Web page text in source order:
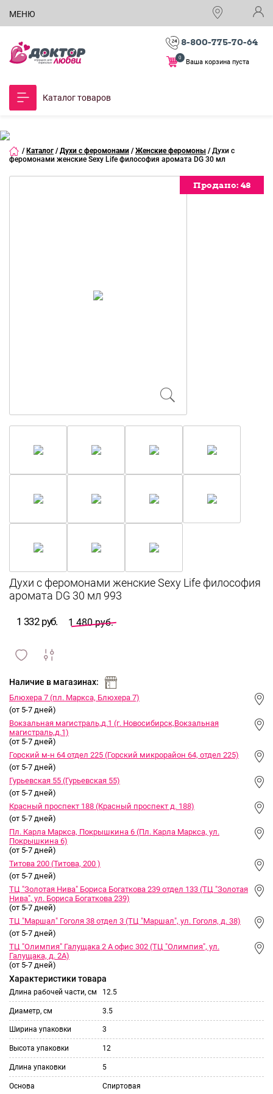
МЕНЮ
8-800-775-70-64
Ваша корзина пуста
0
Каталог товаров
/ Каталог / Духи с феромонами / Женские феромоны / Духи с
феромонами женские Sexy Life философия аромата DG 30 мл
Продано: 48
Продано: 48
Продано: 48
Продано: 48
Продано: 48
Продано: 48
Продано: 48
Продано: 48
Продано: 48
Продано: 48
Продано: 48
1 332 руб. 1 480 руб.
и
Наличие в магазинах:
Блюхера 7 (пл. Маркса, Блюхера 7)
(от 5-7 дней)
Вокзальная магистраль,д.1 (г. Новосибирск,Вокзальная
магистраль,д.1)
(от 5-7 дней)
Горский м-н 64 отдел 225 (Горский микрорайон 64, отдел 225)
(от 5-7 дней)
Гурьевская 55 (Гурьевская 55)
(от 5-7 дней)
Красный проспект 188 (Красный проспект д. 188)
(от 5-7 дней)
Пл. Карла Маркса, Покрышкина 6 (Пл. Карла Маркса, ул.
Покрышкина 6)
(от 5-7 дней)
Титова 200 (Титова, 200 )
(от 5-7 дней)
ТЦ "Золотая Нива" Бориса Богаткова 239 отдел 133 (ТЦ "Золотая
Нива", ул. Бориса Богаткова 239)
(от 5-7 дней)
ТЦ "Маршал" Гоголя 38 отдел 3 (ТЦ "Маршал", ул. Гоголя, д. 38)
(от 5-7 дней)
ТЦ "Олимпия" Галущака 2 А офис 302 (ТЦ "Олимпия", ул.
Галущака, д. 2А)
(от 5-7 дней)
Характеристики товара
Длина рабочей части, см 12.5
Диаметр, см 3.5
Ширина упаковки 3
Высота упаковки 12
Длина упаковки 5
Основа Спиртовая